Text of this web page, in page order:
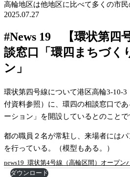
高輪地区は他地区に比べて多くの市民
2025.07.27
#News 19 【環状第四
談窓口「環四まちづく
ン」
環状第四号線について港区高輪3-10-
付資料参照）に、環四の相談窓口で
ーション」を開設しているとのことで
都の職員２名が常駐し、来場者には
を行っている。（模型もある。）
news19_環状第4号線（高輪区間）オープン
ダウンロード